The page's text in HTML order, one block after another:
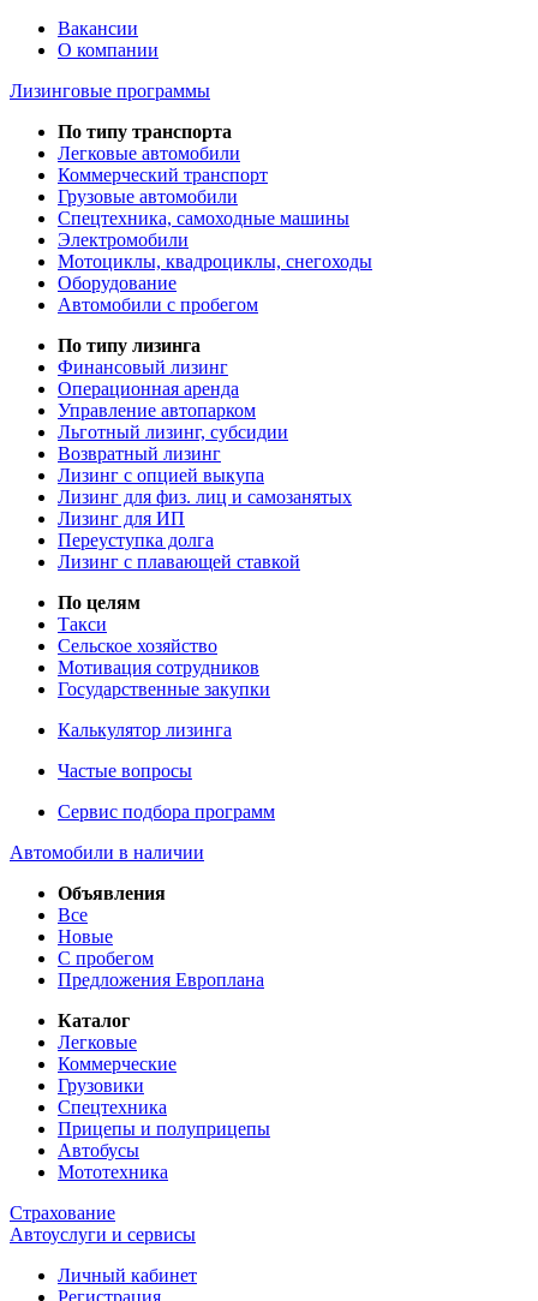
Вакансии
О компании
Лизинговые программы
По типу транспорта
Легковые автомобили
Коммерческий транспорт
Грузовые автомобили
Спецтехника, самоходные машины
Электромобили
Мотоциклы, квадроциклы, снегоходы
Оборудование
Автомобили с пробегом
По типу лизинга
Финансовый лизинг
Операционная аренда
Управление автопарком
Льготный лизинг, субсидии
Возвратный лизинг
Лизинг с опцией выкупа
Лизинг для физ. лиц и самозанятых
Лизинг для ИП
Переуступка долга
Лизинг с плавающей ставкой
По целям
Такси
Сельское хозяйство
Мотивация сотрудников
Государственные закупки
Калькулятор лизинга
Частые вопросы
Сервис подбора программ
Автомобили в наличии
Объявления
Все
Новые
С пробегом
Предложения Европлана
Каталог
Легковые
Коммерческие
Грузовики
Спецтехника
Прицепы и полуприцепы
Автобусы
Мототехника
Страхование
Автоуслуги и сервисы
Личный кабинет